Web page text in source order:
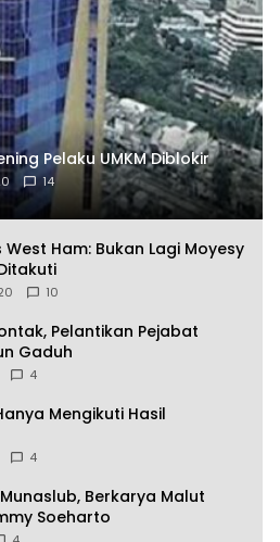
Pelaku UMKM Diblokir
14
West Ham: Bukan Lagi Moyesy
10
Pelantikan Pejabat
Gaduh
4
Mengikuti Hasil
4
Berkarya Malut
Soeharto